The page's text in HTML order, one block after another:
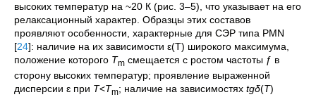
высоких температур на ~20 К (рис. 3–5), что указывает на его
релаксационный характер. Образцы этих составов
проявляют особенности, характерные для СЭР типа PMN
[24]: наличие на их зависимости ɛ(T) широкого максимума,
положение которого Tm смещается с ростом частоты ƒ в
сторону высоких температур; проявление выраженной
дисперсии ɛ при T<Tm; наличие на зависимостях tgδ(T)